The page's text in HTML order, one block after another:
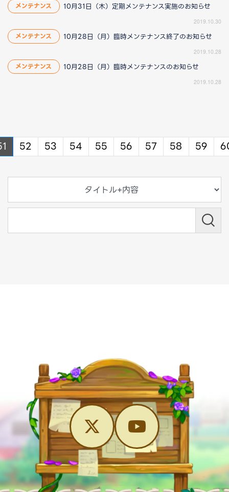
メンテナンス 10月31日（木）定期メンテナンス実施のお知らせ
2019.10.30
メンテナンス 10月28日（月）臨時メンテナンス終了のお知らせ
2019.10.28
メンテナンス 10月28日（月）臨時メンテナンスのお知らせ
2019.10.28
52 53 54 55 56 57 58 59